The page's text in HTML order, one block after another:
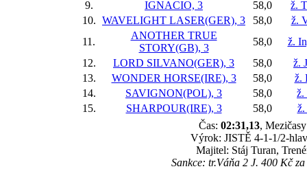
9.
IGNACIO, 3 58,0
ž.
10. WAVELIGHT LASER(GER), 3 58,0
ž.
11.
ANOTHER TRUE
STORY(GB), 3
58,0
ž.
12.
LORD SILVANO(GER), 3 58,0
ž.
13.
WONDER HORSE(IRE), 3 58,0
ž.
14.
SAVIGNON(POL), 3 58,0
ž.
15.
SHARPOUR(IRE), 3 58,0
Čas: 02:31,13,
Výrok: JISTĚ 4-1-1/2-
Majitel: Stáj Turan,
Sankce: tr.Váňa 2 J. 400 Kč